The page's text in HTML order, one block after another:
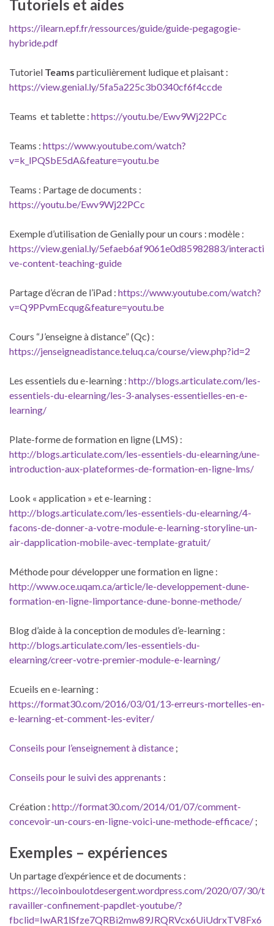
Tutoriels et aides
https://ilearn.epf.fr/ressources/guide/guide-pegagogie-
hybride.pdf
Tutoriel Teams particulièrement ludique et plaisant :
https://view.genial.ly/5fa5a225c3b0340cf6f4ccde
Teams et tablette : https://youtu.be/Ewv9Wj22PCc
Teams : https://www.youtube.com/watch?
v=k_lPQSbE5dA&feature=youtu.be
Teams : Partage de documents :
https://youtu.be/Ewv9Wj22PCc
Exemple d’utilisation de Genially pour un cours : modèle :
https://view.genial.ly/5efaeb6af9061e0d85982883/interacti
ve-content-teaching-guide
Partage d’écran de l’iPad : https://www.youtube.com/watch?
v=Q9PPvmEcqug&feature=youtu.be
Cours “J’enseigne à distance” (Qc) :
https://jenseigneadistance.teluq.ca/course/view.php?id=2
Les essentiels du e-learning : http://blogs.articulate.com/les-
essentiels-du-elearning/les-3-analyses-essentielles-en-e-
learning/
Plate-forme de formation en ligne (LMS) :
http://blogs.articulate.com/les-essentiels-du-elearning/une-
introduction-aux-plateformes-de-formation-en-ligne-lms/
Look « application » et e-learning :
http://blogs.articulate.com/les-essentiels-du-elearning/4-
facons-de-donner-a-votre-module-e-learning-storyline-un-
air-dapplication-mobile-avec-template-gratuit/
Méthode pour développer une formation en ligne :
http://www.oce.uqam.ca/article/le-developpement-dune-
formation-en-ligne-limportance-dune-bonne-methode/
Blog d’aide à la conception de modules d’e-learning :
http://blogs.articulate.com/les-essentiels-du-
elearning/creer-votre-premier-module-e-learning/
Ecueils en e-learning :
https://format30.com/2016/03/01/13-erreurs-mortelles-en-
e-learning-et-comment-les-eviter/
Conseils pour l’enseignement à distance ;
Conseils pour le suivi des apprenants :
Création : http://format30.com/2014/01/07/comment-
concevoir-un-cours-en-ligne-voici-une-methode-efficace/ ;
Exemples – expériences
Un partage d’expérience et de documents :
https://lecoinboulotdesergent.wordpress.com/2020/07/30/t
ravailler-confinement-papdlet-youtube/?
fbclid=IwAR1lSfze7QRBi2mw89JRQRVcx6UiUdrxTV8Fx6